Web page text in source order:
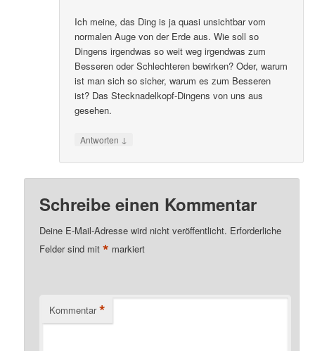
Ich meine, das Ding is ja quasi unsichtbar vom
normalen Auge von der Erde aus. Wie soll so
Dingens irgendwas so weit weg irgendwas zum
Besseren oder Schlechteren bewirken? Oder, warum
ist man sich so sicher, warum es zum Besseren
ist? Das Stecknadelkopf-Dingens von uns aus
gesehen.
Antworten ↓
Schreibe einen Kommentar
Deine E-Mail-Adresse wird nicht veröffentlicht. Erforderliche
Felder sind mit* markiert
Kommentar *